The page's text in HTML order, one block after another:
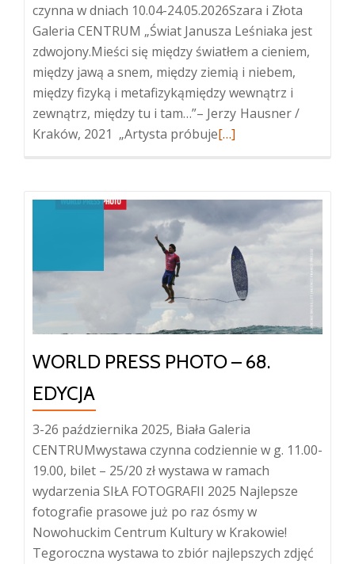
czynna w dniach 10.04-24.05.2026Szara i Złota
Galeria CENTRUM „Świat Janusza Leśniaka jest
zdwojony.Mieści się między światłem a cieniem,
między jawą a snem, między ziemią i niebem,
między fizyką i metafizykąmiędzy wewnątrz i
zewnątrz, między tu i tam…”– Jerzy Hausner /
Kraków, 2021 „Artysta próbujeWięcej
Porządek”
wystawa
fotografii
ze
zbiorów
NCK
[…]
WORLD PRESS PHOTO – 68.
EDYCJA
3-26 października 2025, Biała Galeria
CENTRUMwystawa czynna codziennie w g. 11.00-
19.00, bilet – 25/20 zł wystawa w ramach
wydarzenia SIŁA FOTOGRAFII 2025 Najlepsze
fotografie prasowe już po raz ósmy w
Nowohuckim Centrum Kultury w Krakowie!
Tegoroczna wystawa to zbiór najlepszych zdjęć